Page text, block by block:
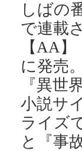
しばの
で連載
【AA
に発売。
『異世
小説サ
ライズ
と『事